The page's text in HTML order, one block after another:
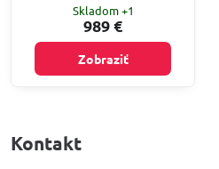
Skladom +1
989 €
Zobraziť
Kontakt